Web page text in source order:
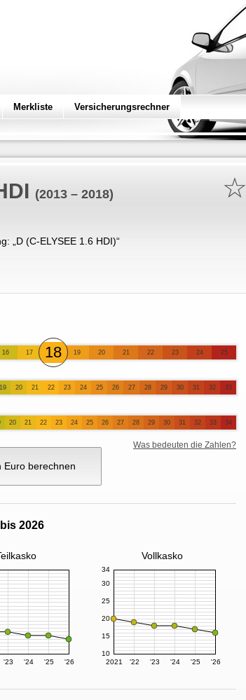
Merkliste Versicherungsrechner
☆
(2013 – 2018)
„ D (C-ELYSEE 1.6 HDI)“
16 17 18 19 20 21 22 23 24 25
19 20 21 22 23 24 25 26 27 28 29 30 31 32 33
20 21 22 23 24 25 26 27 28 29 30 31 32 33 34
Euro berechnen
Was bedeuten die Zahlen?
2026
Vollkasko
'23 '24 '25 '26 2021 '22 '23 '24 '25 '26
10
15
20
25
30
34